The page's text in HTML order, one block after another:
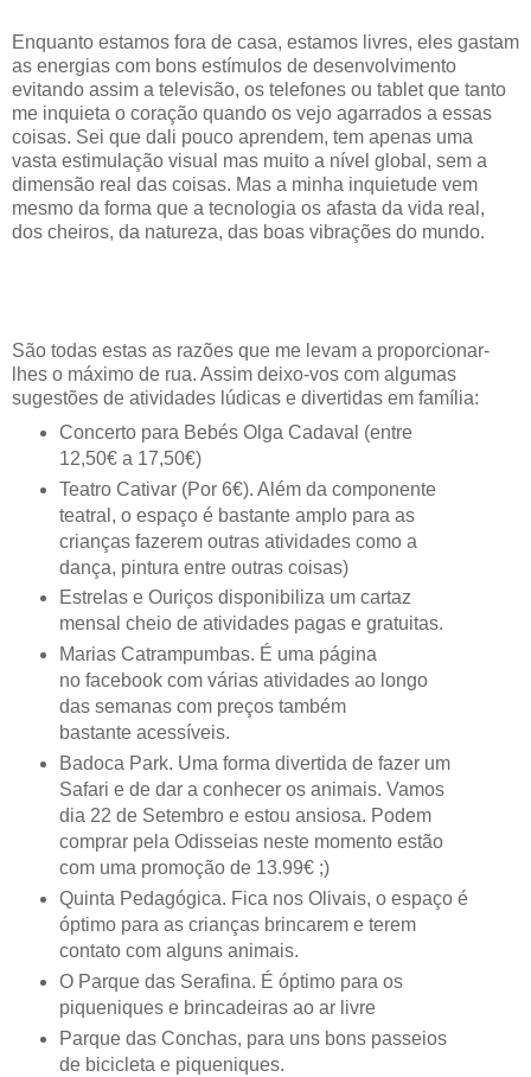
Enquanto estamos fora de casa, estamos livres, eles gastam
as energias com bons estímulos de desenvolvimento
evitando assim a televisão, os telefones ou tablet que tanto
me inquieta o coração quando os vejo agarrados a essas
coisas. Sei que dali pouco aprendem, tem apenas uma
vasta estimulação visual mas muito a nível global, sem a
dimensão real das coisas. Mas a minha inquietude vem
mesmo da forma que a tecnologia os afasta da vida real,
dos cheiros, da natureza, das boas vibrações do mundo.
São todas estas as razões que me levam a proporcionar-
lhes o máximo de rua. Assim deixo-vos com algumas
sugestões de atividades lúdicas e divertidas em família:
Concerto para Bebés Olga Cadaval (entre
12,50€ a 17,50€)
Teatro Cativar (Por 6€). Além da componente
teatral, o espaço é bastante amplo para as
crianças fazerem outras atividades como a
dança, pintura entre outras coisas)
Estrelas e Ouriços disponibiliza um cartaz
mensal cheio de atividades pagas e gratuitas.
Marias Catrampumbas. É uma página
no facebook com várias atividades ao longo
das semanas com preços também
bastante acessíveis.
Badoca Park. Uma forma divertida de fazer um
Safari e de dar a conhecer os animais. Vamos
dia 22 de Setembro e estou ansiosa. Podem
comprar pela Odisseias neste momento estão
com uma promoção de 13.99€ ;)
Quinta Pedagógica. Fica nos Olivais, o espaço é
óptimo para as crianças brincarem e terem
contato com alguns animais.
O Parque das Serafina. É óptimo para os
piqueniques e brincadeiras ao ar livre
Parque das Conchas, para uns bons passeios
de bicicleta e piqueniques.